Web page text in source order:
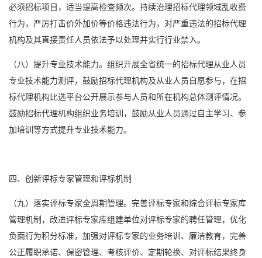
必须招标项目，适当提高检查频次。持续治理招标代理领域乱收费
行为，严厉打击价外加价等价格违法行为，对严重违法的招标代理
机构及其直接责任人员依法予以处理并实行行业禁入。
（八）提升专业技术能力。组织开展全省统一的招标代理从业人员
专业技术能力测评，鼓励招标代理机构及从业人员自愿参与，在招
标代理机构比选平台公开展示参与人员和所在机构总体测评情况。
鼓励招标代理机构组织业务培训，鼓励从业人员通过自主学习、参
加培训等方式提升专业技术能力。
四、创新评标专家管理和评标机制
（九）落实评标专家全周期管理。完善评标专家和综合评标专家库
管理机制，改进评标专家库组建单位对评标专家的聘任管理，优化
负面行为积分标准，加强对评标专家的业务培训、廉洁教育，完善
公正履职承诺、保密管理、考核评价、定期轮换、对评标结果终身